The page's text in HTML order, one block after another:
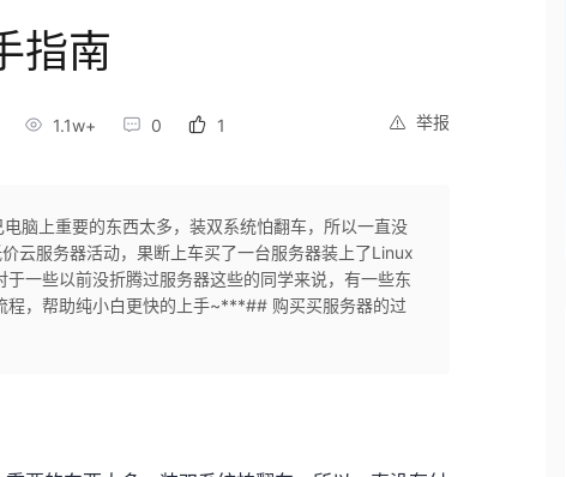
指南
举报
1.1w+ 0 1
脑上重要的东西太多，装双系统怕翻车，所以一直没
云服务器活动，果断上车买了一台服务器装上了Linux
一些以前没折腾过服务器这些的同学来说，有一些东
程，帮助纯小白更快的上手~***## 购买买服务器的过